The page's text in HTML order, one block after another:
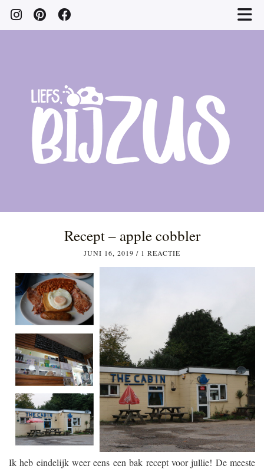
Recept – apple cobbler
JUNI 16, 2019 / 1 REACTIE
Ik heb eindelijk weer eens een bak recept voor jullie! De meeste